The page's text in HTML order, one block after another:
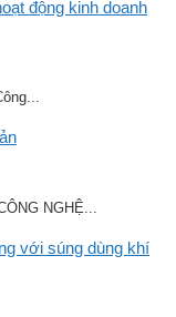
động kinh doanh
NGHỆ...
với súng dùng khí